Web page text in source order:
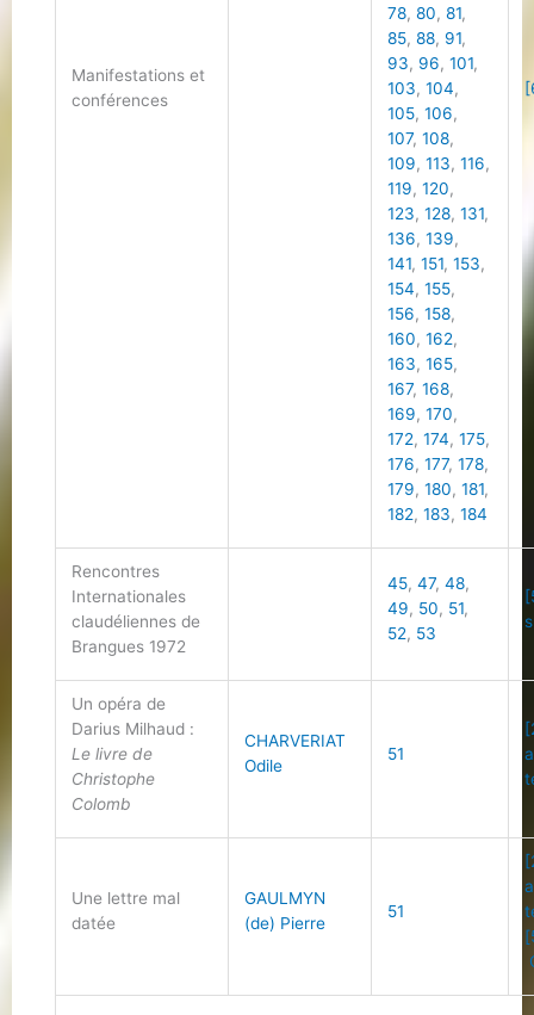
Manifestations et
conférences
78,80,81,
85,88, 91,
93, 96,101,
103,104,
105,106,
107,108,
109,113,116,
119,120,
123,128,131,
136,139,
141,151,153,
154,155,
156,158,
160,162,
163,165,
167,168,
169,170,
172,174,175,
176,177,178,
179,180,181,
182,183,184
Rencontres
Internationales
claudéliennes de
Brangues 1972
45,47,48,
49, 50, 51,
52, 53
Un opéra de
Darius Milhaud :
Le livre de
Christophe
Colomb
CHARVERIAT
Odile
51
Une lettre mal
datée
GAULMYN
(de) Pierre
51